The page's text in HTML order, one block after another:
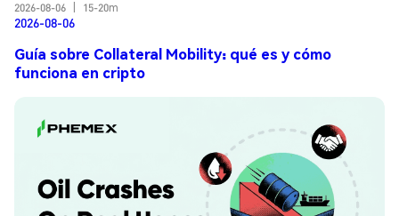
2026-08-06
15-20m
2026-08-06
Guía sobre Collateral Mobility: qué es y cómo
funciona en cripto